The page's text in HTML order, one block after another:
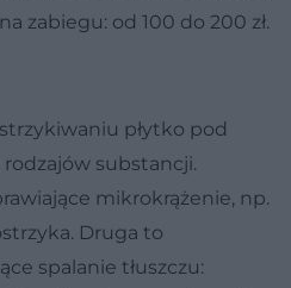
zabiegu: od 100 do 200 zł.
płytko pod
substancji.
mikrokrążenie, np.
Druga to
spalanie tłuszczu: